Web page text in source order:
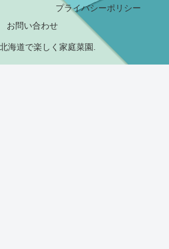
プライバシーポリシー
お問い合わせ
海道で楽しく家庭菜園.